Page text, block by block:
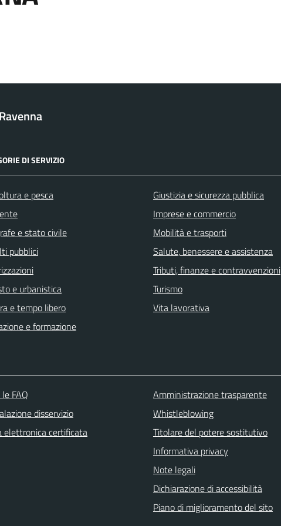
DI SERVIZIO
e pesca
e stato civile
pubblici
e urbanistica
e tempo libero
e formazione
Giustizia e sicurezza pubblica
Imprese e commercio
Mobilità e trasporti
Salute, benessere e assistenza
Tributi, finanze e contravvenzioni
Turismo
Vita lavorativa
FAQ
disservizio
elettronica certificata
Amministrazione trasparente
Whistleblowing
Titolare del potere sostitutivo
Informativa privacy
Note legali
Dichiarazione di accessibilità
Piano di miglioramento del sito